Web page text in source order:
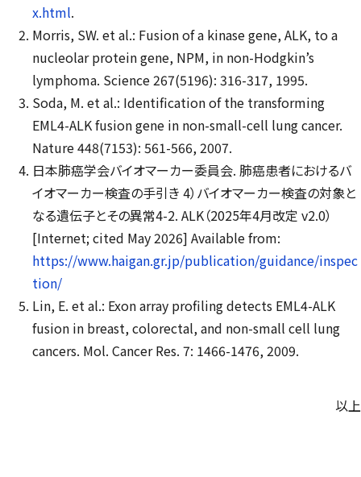
x.html.
Morris, SW. et al.: Fusion of a kinase gene, ALK, to a
nucleolar protein gene, NPM, in non-Hodgkin’s
lymphoma. Science 267(5196): 316-317, 1995.
Soda, M. et al.: Identification of the transforming
EML4-ALK fusion gene in non-small-cell lung cancer.
Nature 448(7153): 561-566, 2007.
日本肺癌学会バイオマーカー委員会. 肺癌患者におけるバ
イオマーカー検査の手引き 4）バイオマーカー検査の対象と
なる遺伝子とその異常4-2. ALK（2025年4月改定 v2.0）
[Internet; cited May 2026] Available from:
https://www.haigan.gr.jp/publication/guidance/inspec
tion/
Lin, E. et al.: Exon array profiling detects EML4-ALK
fusion in breast, colorectal, and non-small cell lung
cancers. Mol. Cancer Res. 7: 1466-1476, 2009.
以上